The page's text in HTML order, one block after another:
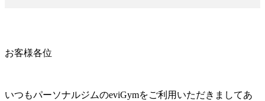
お客様各位
いつもパーソナルジムのeviGymをご利用いただきましてあ